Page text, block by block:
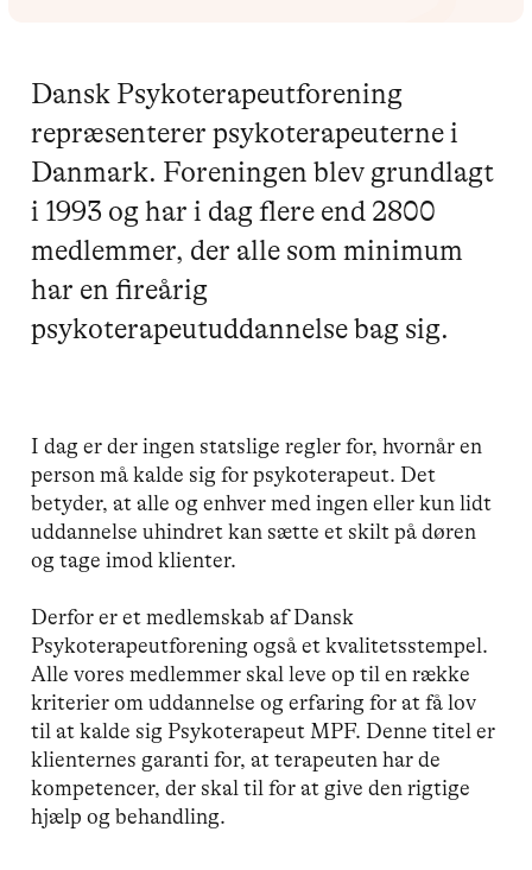
Dansk Psykoterapeutforening
repræsenterer psykoterapeuterne i
Danmark. Foreningen blev grundlagt
i 1993 og har i dag flere end 2800
medlemmer, der alle som minimum
har en fireårig
psykoterapeutuddannelse bag sig.
I dag er der ingen statslige regler for, hvornår en
person må kalde sig for psykoterapeut. Det
betyder, at alle og enhver med ingen eller kun lidt
uddannelse uhindret kan sætte et skilt på døren
og tage imod klienter.
Derfor er et medlemskab af Dansk
Psykoterapeutforening også et kvalitetsstempel.
Alle vores medlemmer skal leve op til en række
kriterier om uddannelse og erfaring for at få lov
til at kalde sig Psykoterapeut MPF. Denne titel er
klienternes garanti for, at terapeuten har de
kompetencer, der skal til for at give den rigtige
hjælp og behandling.